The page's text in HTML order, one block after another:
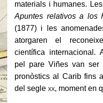
materials i humanes.
Apuntes relativos a los
(1877) i les
atorgaren el
científica internacional.
pel pare Viñes van ser
pronòstics al Carib fins
del segle xx, moment en